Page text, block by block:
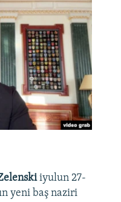
iyulun 27-
yeni baş naziri